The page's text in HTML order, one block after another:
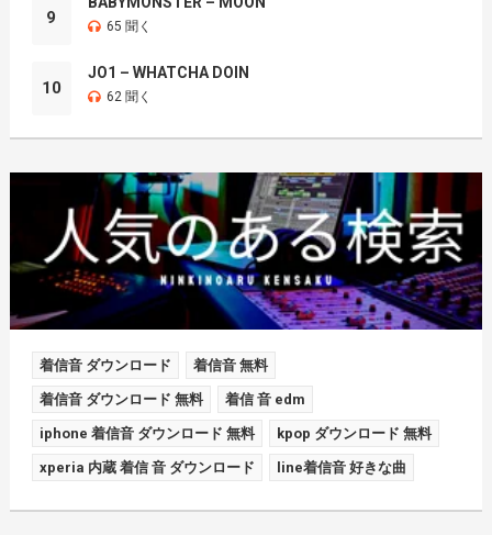
9 65 聞く
10
JO1 – WHATCHA DOIN
62 聞く
着信音 ダウンロード 着信音 無料
着信音 ダウンロード 無料 着信 音 edm
iphone 着信音 ダウンロード 無料 kpop ダウンロード 無料
xperia 内蔵 着信 音 ダウンロード line着信音 好きな曲